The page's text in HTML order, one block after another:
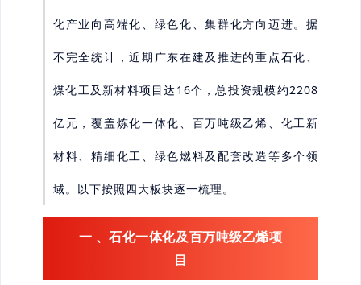
化产业向高端化、绿色化、集群化方向迈进。据
不完全统计，近期广东在建及推进的重点石化、
煤化工及新材料项目达16个，总投资规模约2208
亿元，覆盖炼化一体化、百万吨级乙烯、化工新
材料、精细化工、绿色燃料及配套改造等多个领
域。以下按照四大板块逐一梳理。
一 、石化一体化及百万吨级乙烯项
目